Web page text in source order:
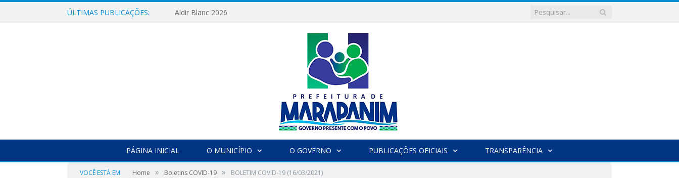
ÚLTIMAS PUBLICAÇÕES: Aldir Blanc 2026
PÁGINA INICIAL O MUNICÍPIO O GOVERNO PUBLICAÇÕES OFICIAIS TRANSPARÊNCIA
VOCÊ ESTÁ EM: Home » Boletins COVID-19 » BOLETIM COVID-19 (16/03/2021)